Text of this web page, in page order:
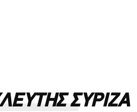
ΣΥΡΙΖΑ